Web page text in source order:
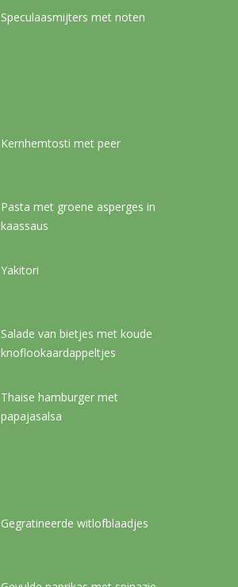
Speculaasmijters met noten
Kernhemtosti met peer
Pasta met groene asperges in
kaassaus
Yakitori
Salade van bietjes met koude
knoflookaardappeltjes
Thaise hamburger met
papajasalsa
Gegratineerde witlofblaadjes